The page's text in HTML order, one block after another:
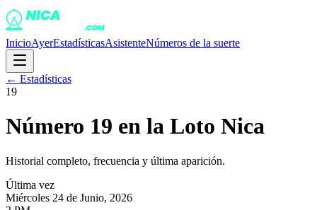
InicioAyerEstadísticasAsistenteNúmeros de la suerte
← Estadísticas
19
Número 19 en la Loto Nica
Historial completo, frecuencia y última aparición.
Última vez
Miércoles 24 de Junio, 2026